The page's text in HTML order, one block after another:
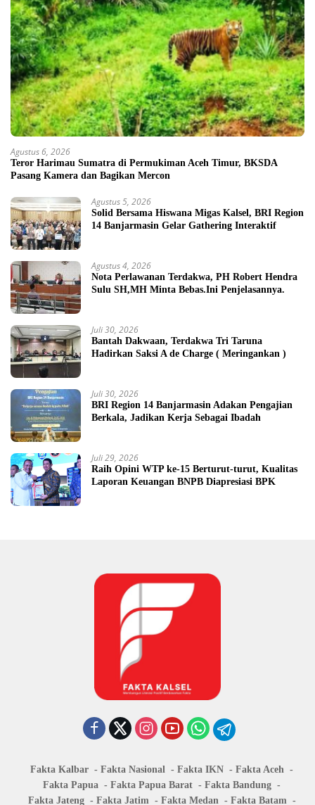
Agustus 6, 2026
Teror Harimau Sumatra di Permukiman Aceh Timur, BKSDA
Pasang Kamera dan Bagikan Mercon
Agustus 5, 2026
Solid Bersama Hiswana Migas Kalsel, BRI Region
14 Banjarmasin Gelar Gathering Interaktif
Agustus 4, 2026
Nota Perlawanan Terdakwa, PH Robert Hendra
Sulu SH,MH Minta Bebas.Ini Penjelasannya.
Juli 30, 2026
Bantah Dakwaan, Terdakwa Tri Taruna
Hadirkan Saksi A de Charge ( Meringankan )
Juli 30, 2026
BRI Region 14 Banjarmasin Adakan Pengajian
Berkala, Jadikan Kerja Sebagai Ibadah
Juli 29, 2026
Raih Opini WTP ke-15 Berturut-turut, Kualitas
Laporan Keuangan BNPB Diapresiasi BPK
Fakta Kalbar Fakta Nasional Fakta IKN
Fakta Aceh
Fakta Papua
Fakta Papua Barat
Fakta Bandung
Fakta Jateng
Fakta Jatim Fakta Medan Fakta Batam